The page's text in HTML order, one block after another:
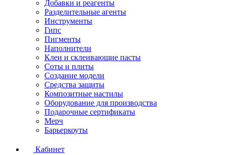
Добавки и реагенты
Разделительные агенты
Инструменты
Гипс
Пигменты
Наполнители
Клеи и склеивающие пасты
Соты и плиты
Создание модели
Средства защиты
Композитные настилы
Оборудование для производства
Подарочные сертификаты
Мерч
Барьеркоуты
Кабинет